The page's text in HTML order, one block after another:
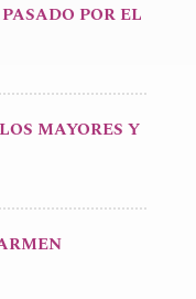
POR EL
MAYORES Y